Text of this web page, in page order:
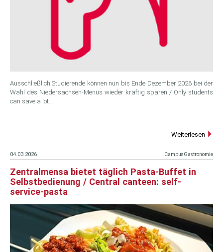
Ausschließlich Studierende können nun bis Ende Dezember 2026 bei der
Wahl des Niedersachsen-Menüs wieder kräftig sparen / Only students
can save a lot…
Weiterlesen
04.03.2026 CampusGastronomie
Zentralmensa bietet täglich Pasta-Buffet in
Selbstbedienung / Central canteen: self-
service-pasta